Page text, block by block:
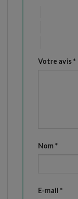
Votre avis*
Nom *
E-mail *